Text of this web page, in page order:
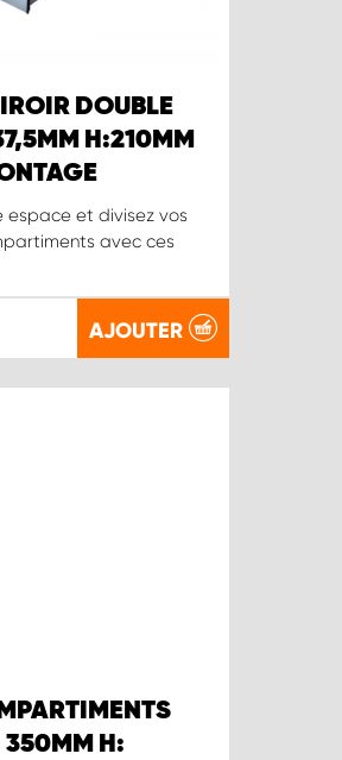
DOUBLE
H:210MM
espace et divisez vos
avec ces
AJOUTER
350MM H: